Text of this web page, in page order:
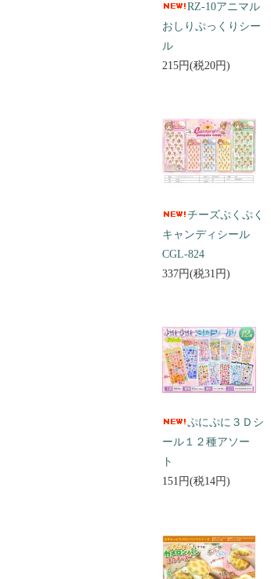
RZ-10アニマル
おしりぷっくりシー
ル
215円(税20円)
チーズぷくぷく
キャンディシール
CGL-824
337円(税31円)
ぷにぷに３Ｄシ
ール１２種アソー
ト
151円(税14円)